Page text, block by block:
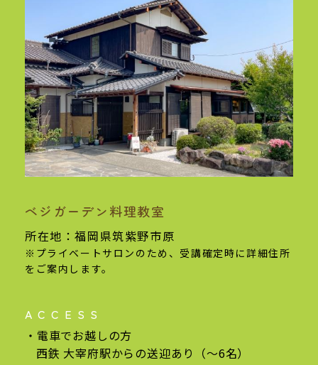
ベジガーデン料理教室
所在地：福岡県筑紫野市原
※プライベートサロンのため、受講確定時に詳細住所
をご案内します。
ACCESS
電車でお越しの方
西鉄 大宰府駅からの送迎あり（〜6名）